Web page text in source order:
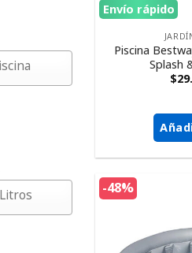
Envío rápido
Piscina
Splash
$
-48%